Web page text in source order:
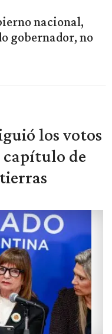
nacional,
gobernador, no
los votos
de